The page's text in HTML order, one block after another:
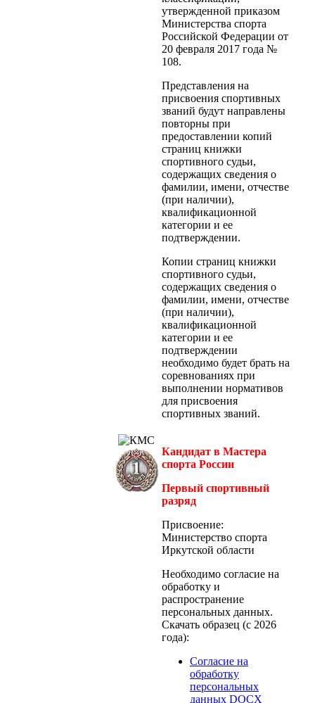
утвержденной приказом
Министерства спорта
Российской Федерации от
20 февраля 2017 года №
108.
Представления на
присвоения спортивных
званий будут направлены
повторны при
предоставлении копий
страниц книжки
спортивного судьи,
содержащих сведения о
фамилии, имени, отчестве
(при наличии),
квалификационной
категории и ее
подтверждении.
Копии страниц книжки
спортивного судьи,
содержащих сведения о
фамилии, имени, отчестве
(при наличии),
квалификационной
категории и ее
подтверждении
необходимо будет брать на
соревнованиях при
выполнении нормативов
для присвоения
спортивных званий.
Кандидат в Мастера
спорта России
Первый спортивный
разряд
Присвоение:
Министерство спорта
Иркутской области
Необходимо согласие на
обработку и
распространение
персональных данных.
Скачать образец (с 2026
года):
Согласие на
обработку
персональных
данных DOCX